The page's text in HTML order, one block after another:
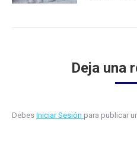
Deja una
Debes Iniciar Sesión para publicar